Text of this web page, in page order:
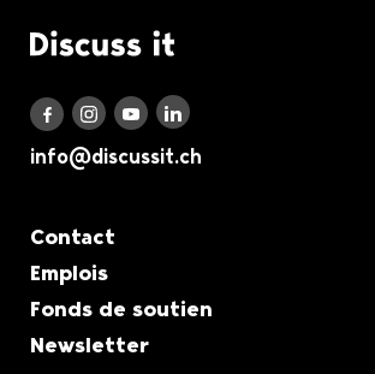
Logo Discuss it
Discuss it auf Facebook
Discuss it auf Instagram
Discuss it auf Youtube
Discuss it auf LinkedIn
info@discussit.ch
Metanavigation
Contact
Emplois
Fonds de soutien
Newsletter